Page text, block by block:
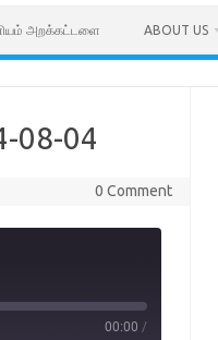
அறக்கட்டளை ABOUT US
08-04
0 Comment
00:00 /